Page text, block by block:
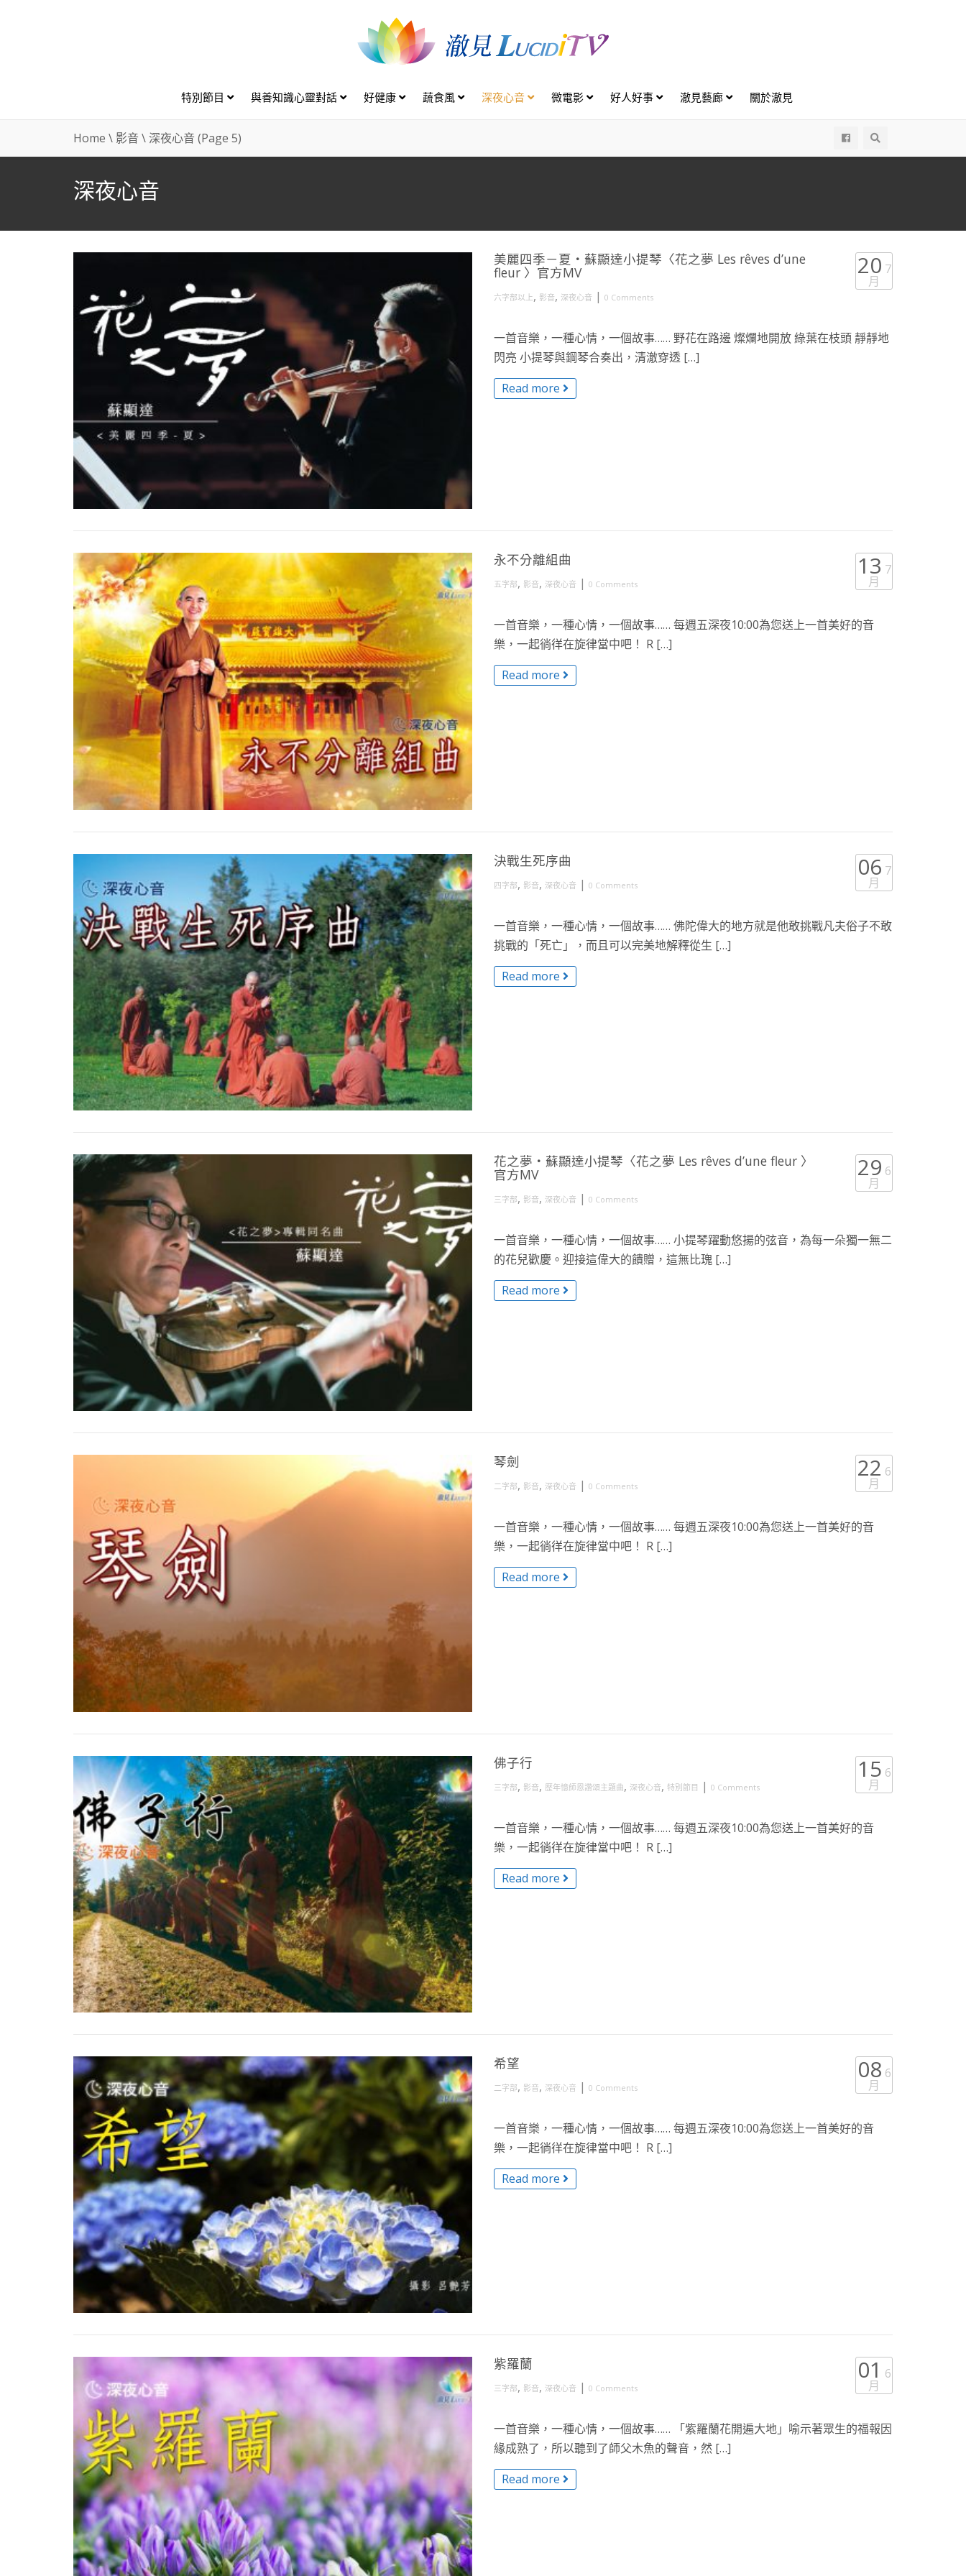
特別節目 與善知識心靈對話 好健康 蔬食風 深夜心音 微電影 好人好事 澈見藝廊 關於澈見
Home \ 影音 \深夜心音 (Page 5)
深夜心音
美麗四季－夏・蘇顯達小提琴〈花之夢 Les rêves d’une
fleur 〉官方MV
六字部以上, 影音, 深夜心音 | 0 Comments
20 7
月
一首音樂，一種心情，一個故事…… 野花在路邊 燦爛地開放 綠葉在枝頭 靜靜地
閃亮 小提琴與鋼琴合奏出，清澈穿透 […]
Read more
永不分離組曲
五字部, 影音, 深夜心音 | 0 Comments
13 7
月
一首音樂，一種心情，一個故事…… 每週五深夜10:00為您送上一首美好的音
樂，一起徜徉在旋律當中吧！ R […]
Read more
決戰生死序曲
四字部, 影音, 深夜心音 | 0 Comments
06 7
月
一首音樂，一種心情，一個故事…… 佛陀偉大的地方就是他敢挑戰凡夫俗子不敢
挑戰的「死亡」，而且可以完美地解釋從生 […]
Read more
花之夢・蘇顯達小提琴〈花之夢 Les rêves d’une fleur 〉
官方MV
三字部, 影音, 深夜心音 | 0 Comments
29 6
月
一首音樂，一種心情，一個故事…… 小提琴躍動悠揚的弦音，為每一朵獨一無二
的花兒歡慶。迎接這偉大的饋贈，這無比瑰 […]
Read more
琴劍
二字部, 影音, 深夜心音 | 0 Comments
22 6
月
一首音樂，一種心情，一個故事…… 每週五深夜10:00為您送上一首美好的音
樂，一起徜徉在旋律當中吧！ R […]
Read more
佛子行
三字部, 影音, 歷年憶師恩讚頌主題曲, 深夜心音, 特別節目 | 0 Comments
15 6
月
一首音樂，一種心情，一個故事…… 每週五深夜10:00為您送上一首美好的音
樂，一起徜徉在旋律當中吧！ R […]
Read more
希望
二字部, 影音, 深夜心音 | 0 Comments
08 6
月
一首音樂，一種心情，一個故事…… 每週五深夜10:00為您送上一首美好的音
樂，一起徜徉在旋律當中吧！ R […]
Read more
紫羅蘭
三字部, 影音, 深夜心音 | 0 Comments
01 6
月
一首音樂，一種心情，一個故事…… 「紫羅蘭花開遍大地」喻示著眾生的福報因
緣成熟了，所以聽到了師父木魚的聲音，然 […]
Read more